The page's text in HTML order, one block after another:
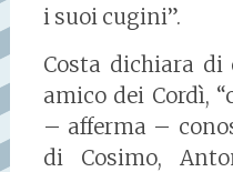
i suoi cugini”.
Costa dichiara di
amico dei Cordì,
– afferma –
di Cosimo,